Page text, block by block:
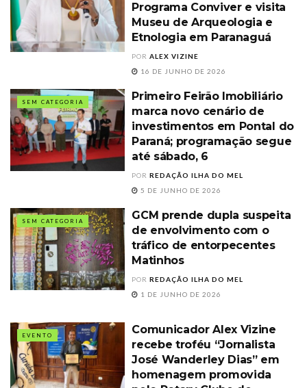
Programa Conviver e visita
Museu de Arqueologia e
Etnologia em Paranaguá
POR ALEX VIZINE
16 DE JUNHO DE 2026
SEM CATEGORIA
Primeiro Feirão Imobiliário
marca novo cenário de
investimentos em Pontal do
Paraná; programação segue
até sábado, 6
POR REDAÇÃO ILHA DO MEL
5 DE JUNHO DE 2026
SEM CATEGORIA
GCM prende dupla suspeita
de envolvimento com o
tráfico de entorpecentes
Matinhos
POR REDAÇÃO ILHA DO MEL
1 DE JUNHO DE 2026
EVENTO
Comunicador Alex Vizine
recebe troféu “Jornalista
José Wanderley Dias” em
homenagem promovida